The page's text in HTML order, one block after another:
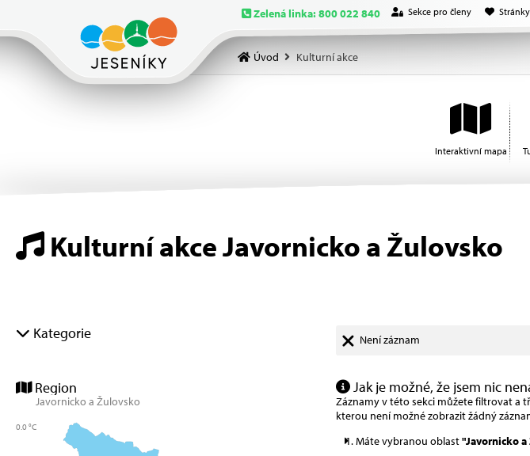
Zelená linka: 800 022 840 Sekce pro členy Stránky
Úvod Kulturní akce
Interaktivní mapa
Kulturní akce Javornicko a Žulovsko
Kategorie
Region
Javornicko a Žulovsko
0.0 °C
Není záznam
Jak je možné, že jsem nic
Záznamy v této sekci můžete filtrovat a
kterou není možné zobrazit žádný
Máte vybranou oblast"Javornicko